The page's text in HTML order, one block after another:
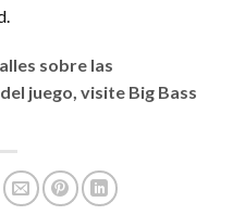
sobre las
juego, visite Big Bass